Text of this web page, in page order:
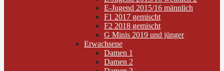
E-Jugend 2015/16 männlich
F1 2017 gemischt
F2 2018 gemischt
G Minis 2019 und jünger
Erwachsene
Damen 1
Damen 2